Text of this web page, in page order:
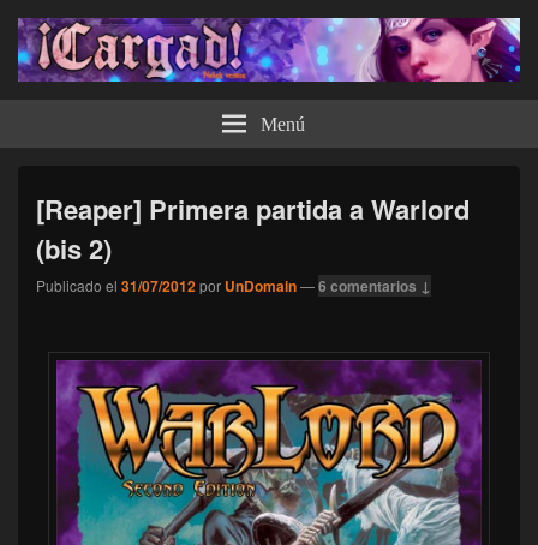
¡Cargad! Menú
[Reaper] Primera partida a Warlord
(bis 2)
Publicado el 31/07/2012por UnDomain—6 comentarios ↓